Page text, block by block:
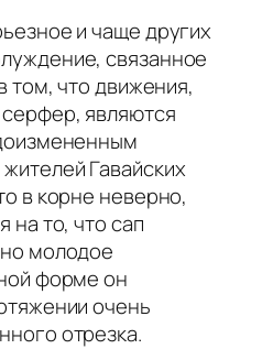
и чаще других
связанное
том, что движения,
являются
Гавайских
в корне неверно,
на то, что сап
молодое
форме он
очень
отрезка.